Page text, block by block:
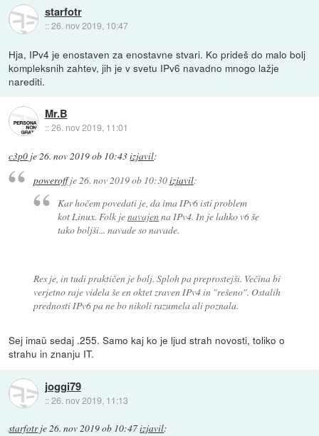
starfotr
::26. nov 2019, 10:47
Hja, IPv4 je enostaven za enostavne stvari. Ko prideš do malo bolj
kompleksnih zahtev, jih je v svetu IPv6 navadno mnogo lažje
narediti.
Mr.B
::26. nov 2019, 11:01
c3p0 je26. nov 2019 ob 10:43izjavil:
poweroffje 26. nov 2019 ob 10:30izjavil:
Kar hočem povedati je, da ima IPv6 isti problem
kot Linux. Folk jenavajenna IPv4. In je lahko v6 še
tako boljši... navade so navade.
Res je, in tudi praktičen je bolj. Sploh pa preprostejši. Večina bi
verjetno raje videla še en oktet zraven IPv4 in "rešeno". Ostalih
prednosti IPv6 pa ne bo nikoli razumela ali poznala.
Sej imaü sedaj .255. Samo kaj ko je ljud strah novosti, toliko o
strahu in znanju IT.
joggi79
::26. nov 2019, 11:13
starfotrje26. nov 2019 ob 10:47izjavil: